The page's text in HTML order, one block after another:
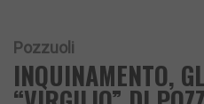
Pozzuoli
INQUINAMENTO,